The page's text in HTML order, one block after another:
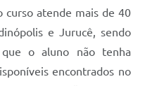
curso atende mais de 40
e Jurucê, sendo
o aluno não tenha
encontrados no